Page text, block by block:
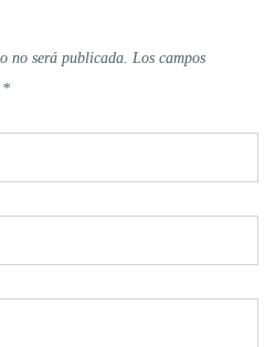
no será publicada. Los campos
*